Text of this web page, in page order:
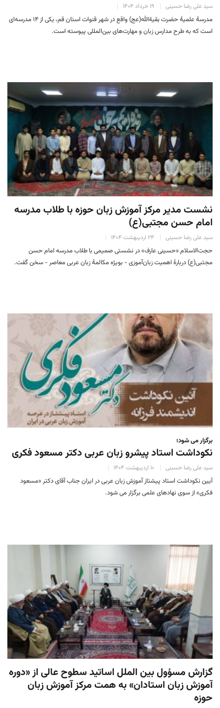
سید علی رضا حسینی ۱۹ خرداد ۱۴۰۴
مدرسهٔ علمیهٔ حضرت بقیةالله(عج) واقع در شهر قنوات استان قم، یکی از ۱۴ مدرسه‌ای
است که به طرح مدارس زبان و مهارت‌های بین‌المللی پیوسته است.
نشست مدیر مرکز آموزش زبان حوزه با طلاب مدرسه
امام حسن مجتبی(ع)
سید علی رضا حسینی ۲۴ اردیبهشت ۱۴۰۴
حجت‌الاسلام «حسینی عارف» در نشستی صمیمی با طلاب مدرسه امام حسن
مجتبی(ع) دربارهٔ اهمیت زبان‌آموزی - بویژه مکالمهٔ زبان عربی معاصر - سخن گفت.
برگزار می شود؛
نکوداشت استاد پیشرو زبان عربی دکتر مسعود فکری
سید علی رضا حسینی ۱۰ اردیبهشت ۱۴۰۴
آیین نکوداشت استاد پیشتاز آموزش زبان عربی در ایران جناب آقای دکتر «مسعود
فکری» از سوی نهادهای علمی برگزار می شود.
گزارش مسؤول بین الملل اساتید سطوح عالی از «دوره
آموزش زبان استادان» به همت مرکز آموزش زبان
حوزه